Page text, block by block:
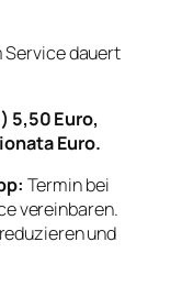
Service dauert
5,50 Euro,
Euro.
Termin bei
vereinbaren.
und